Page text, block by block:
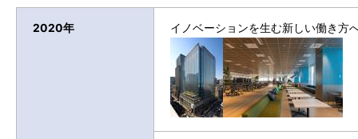
2020年 イノベーションを生む新しい働き方